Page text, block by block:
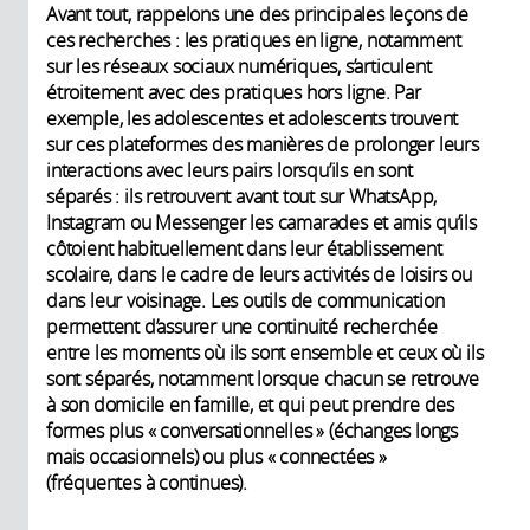
Avant tout, rappelons une des principales leçons de
ces recherches : les pratiques en ligne, notamment
sur les réseaux sociaux numériques, s’articulent
étroitement avec des pratiques hors ligne. Par
exemple, les adolescentes et adolescents trouvent
sur ces plateformes des manières de prolonger leurs
interactions avec leurs pairs lorsqu’ils en sont
séparés : ils retrouvent avant tout sur WhatsApp,
Instagram ou Messenger les camarades et amis qu’ils
côtoient habituellement dans leur établissement
scolaire, dans le cadre de leurs activités de loisirs ou
dans leur voisinage. Les outils de communication
permettent d’assurer une continuité recherchée
entre les moments où ils sont ensemble et ceux où ils
sont séparés, notamment lorsque chacun se retrouve
à son domicile en famille, et qui peut prendre des
formes plus « conversationnelles » (échanges longs
mais occasionnels) ou plus « connectées »
(fréquentes à continues).